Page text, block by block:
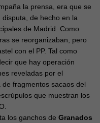
la prensa, era que se
de hecho en la
de Madrid. Como
se reorganizaban, pero
con el PP. Tal como
que hay operación
reveladas por el
fragmentos sacaos del
que muestran los
los ganchos de Granados